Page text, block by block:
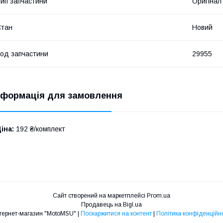
Новий
запчастини 29955
для замовлення
192 ₴/комплект
Сайт створений на маркетплейсі Prom.ua
Продавець на Bigl.ua
Интернет-магазин "MotoMSU" | Поскаржитися на контент | Політика